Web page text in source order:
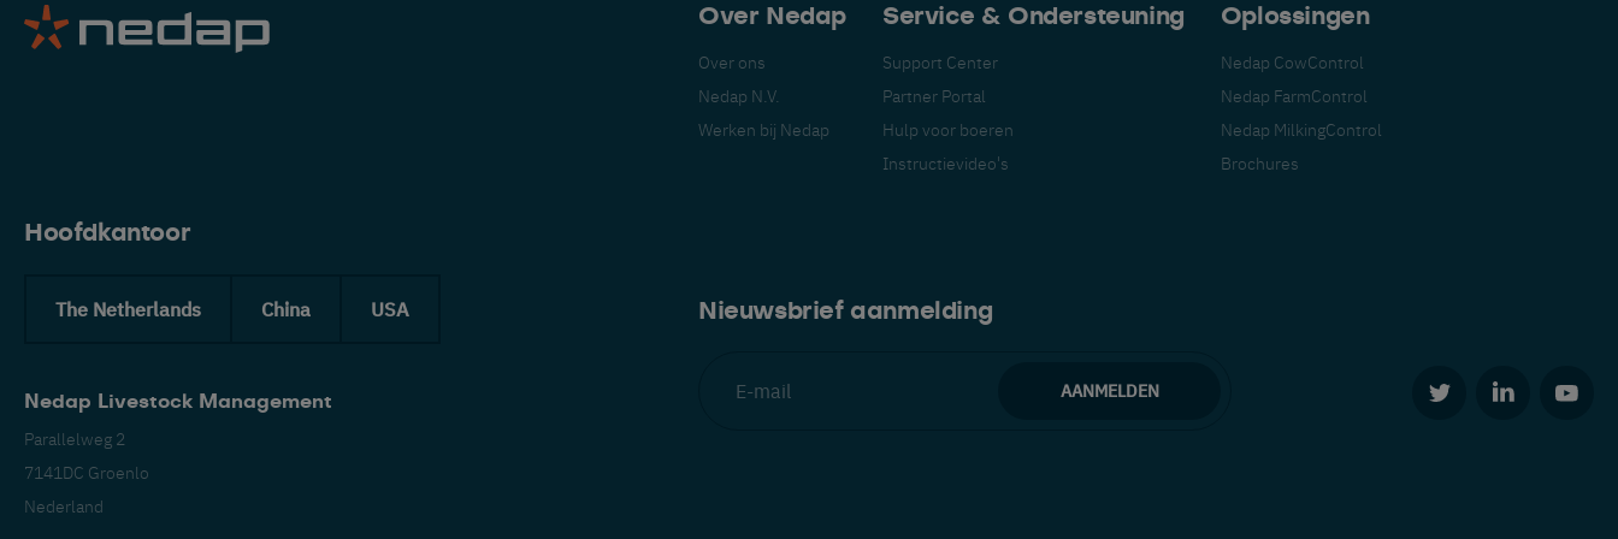
Hoofdkantoor
The Netherlands China USA
Nedap Livestock Management
Parallelweg 2
7141DC Groenlo
Nederland
Over Nedap
Over ons
Nedap N.V.
Werken bij Nedap
Service & Ondersteuning
Support Center
Partner Portal
Hulp voor boeren
Instructievideo's
Oplossingen
Nedap CowControl
Nedap FarmControl
Nedap MilkingControl
Brochures
Nieuwsbrief aanmelding
Schakel over naar uw voorkeurstaal